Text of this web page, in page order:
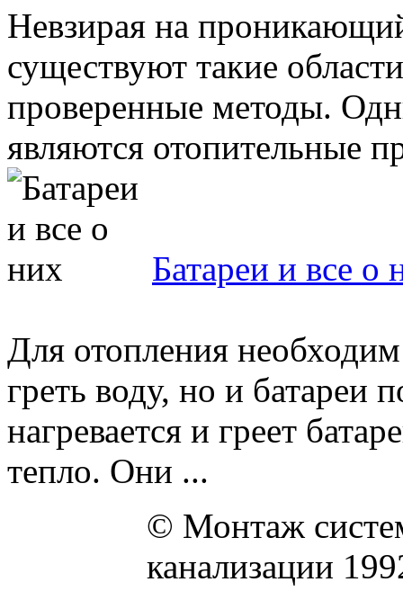
Невзирая на
существуют такие
проверенные методы.
являются отопительные
Батареи и все о
Для отопления
греть воду, но и батареи
нагревается и греет
тепло. Они ...
© Монтаж
канализации